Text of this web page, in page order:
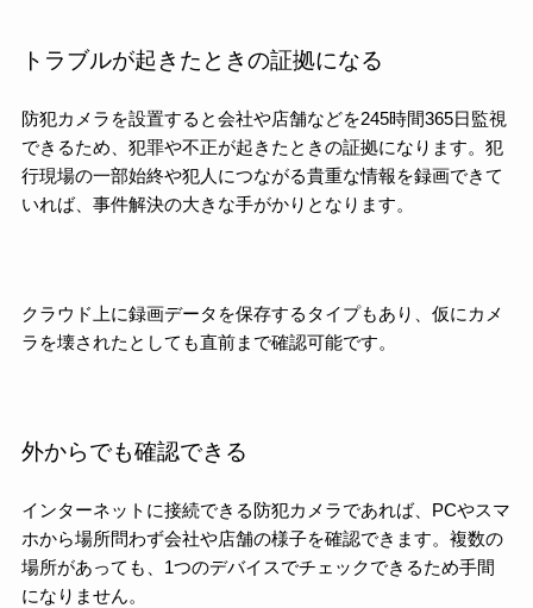
トラブルが起きたときの証拠になる
防犯カメラを設置すると会社や店舗などを245時間365日監視
できるため、犯罪や不正が起きたときの証拠になります。犯
行現場の一部始終や犯人につながる貴重な情報を録画できて
いれば、事件解決の大きな手がかりとなります。
クラウド上に録画データを保存するタイプもあり、仮にカメ
ラを壊されたとしても直前まで確認可能です。
外からでも確認できる
インターネットに接続できる防犯カメラであれば、PCやスマ
ホから場所問わず会社や店舗の様子を確認できます。複数の
場所があっても、1つのデバイスでチェックできるため手間
になりません。